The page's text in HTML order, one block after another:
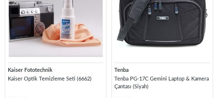
Kaiser Fototechnik
Kaiser Optik Temizleme Seti (6662)
Tenba
Tenba PG-17C Gemini Laptop & Kamera
Çantası (Siyah)